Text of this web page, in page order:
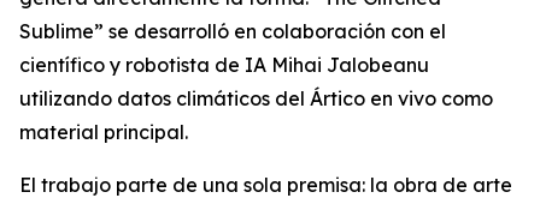
Sublime” se desarrolló en colaboración con el
científico y robotista de IA Mihai Jalobeanu
utilizando datos climáticos del Ártico en vivo como
material principal.
El trabajo parte de una sola premisa: la obra de arte